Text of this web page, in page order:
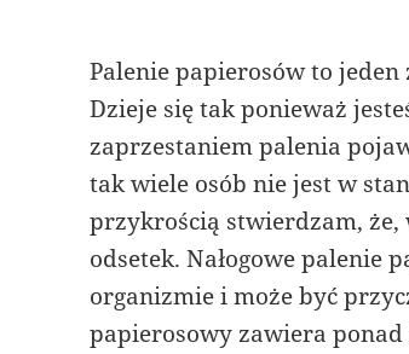
Palenie papierosów to
Dzieje się tak ponieważ
zaprzestaniem palenia
tak wiele osób nie jest w
przykrością stwierdzam, że,
odsetek. Nałogowe palenie
organizmie i może być
papierosowy zawiera